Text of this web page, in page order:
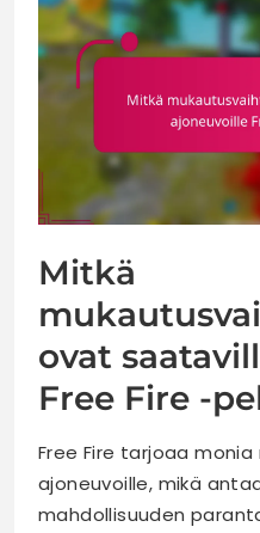
Mitkä
ovat
Free Fire -
Free Fire tarjoaa
ajoneuvoille, mikä
mahdollisuuden